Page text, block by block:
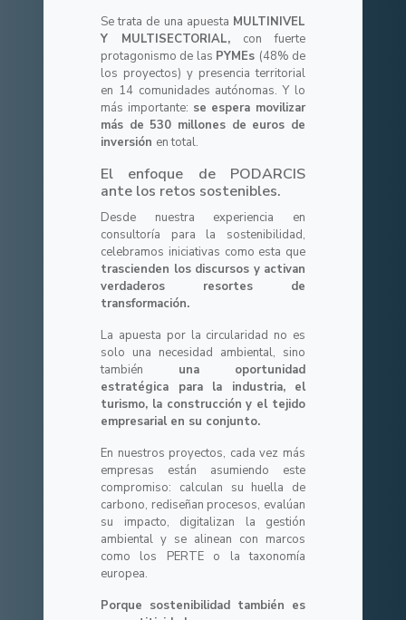
Se trata de una apuesta MULTINIVEL
Y MULTISECTORIAL, con fuerte
protagonismo de las PYMEs (48% de
los proyectos) y presencia territorial
en 14 comunidades autónomas. Y lo
más importante: se espera movilizar
más de 530 millones de euros de
inversión en total.
El enfoque de PODARCIS
ante los retos sostenibles.
Desde nuestra experiencia en
consultoría para la sostenibilidad,
celebramos iniciativas como esta que
trascienden los discursos y activan
verdaderos resortes de
transformación.
La apuesta por la circularidad no es
solo una necesidad ambiental, sino
también una oportunidad
estratégica para la industria, el
turismo, la construcción y el tejido
empresarial en su conjunto.
En nuestros proyectos, cada vez más
empresas están asumiendo este
compromiso: calculan su huella de
carbono, rediseñan procesos, evalúan
su impacto, digitalizan la gestión
ambiental y se alinean con marcos
como los PERTE o la taxonomía
europea.
Porque sostenibilidad también es